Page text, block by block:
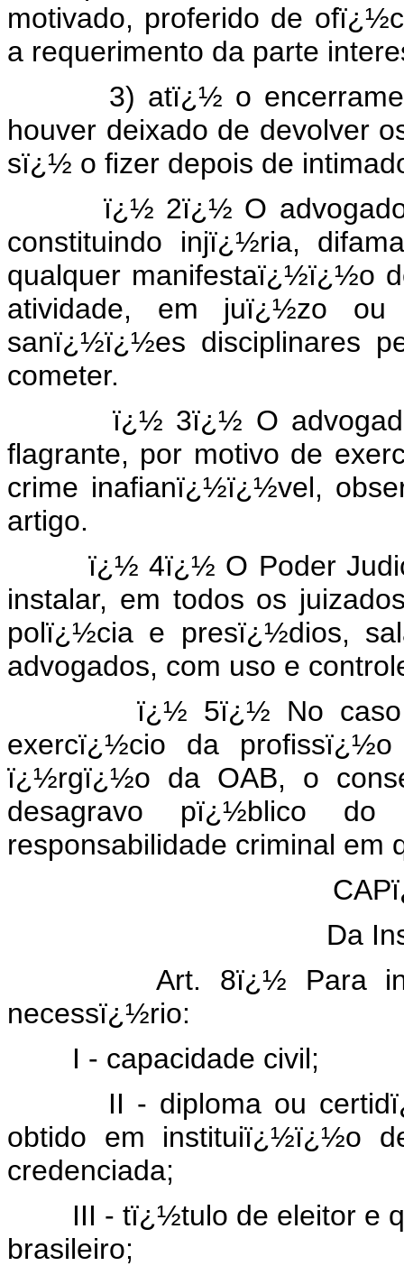
motivado, proferido de
a requerimento da parte
3) atï¿½ o
houver deixado de devolver
sï¿½ o fizer depois de
ï¿½ 2ï¿½ O advogado
constituindo injï¿½ria,
qualquer manifestaï¿½ï¿½o
atividade, em juï¿½zo
sanï¿½ï¿½es disciplinares
cometer.
ï¿½ 3ï¿½ O advogado
flagrante, por motivo de
crime inafianï¿½ï¿½vel,
artigo.
ï¿½ 4ï¿½ O Poder
instalar, em todos os
polï¿½cia e presï¿½dios,
advogados, com uso e
ï¿½ 5ï¿½ No caso de
exercï¿½cio da
ï¿½rgï¿½o da OAB, o
desagravo pï¿½blico
responsabilidade criminal em
Da
Art. 8ï¿½ Para
necessï¿½rio:
I - capacidade civil;
II - diploma ou
obtido em instituiï¿½ï¿½o
credenciada;
III - tï¿½tulo de eleitor e
brasileiro;